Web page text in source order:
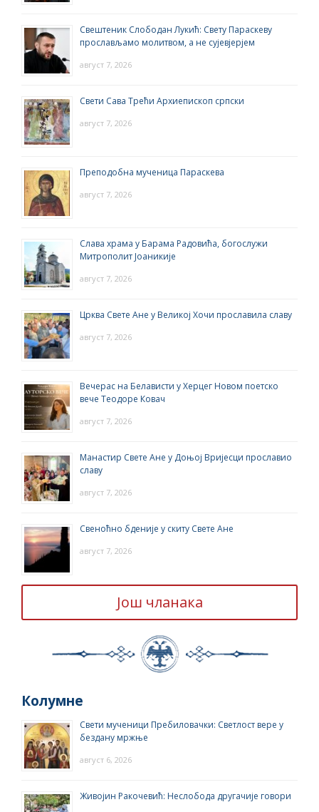
Свештеник Слободан Лукић: Свету Параскеву
прослављамо молитвом, а не сујевјерјем
август 7, 2026
Свети Сава Трећи Архиепископ српски
август 7, 2026
Преподобна мученица Параскева
август 7, 2026
Слава храма у Барама Радовића, богослужи
Митрополит Јоаникије
август 7, 2026
Црква Свете Ане у Великој Хочи прославила славу
август 7, 2026
Вечерас на Белависти у Херцег Новом поетско
вече Теодоре Ковач
август 7, 2026
Манастир Свете Ане у Доњој Вријесци прославио
славу
август 7, 2026
Свеноћно бденије у скиту Свете Ане
август 7, 2026
Још чланака
Колумне
Свети мученици Пребиловачки: Светлост вере у
бездану мржње
август 6, 2026
Живојин Ракочевић: Неслобода другачије говори